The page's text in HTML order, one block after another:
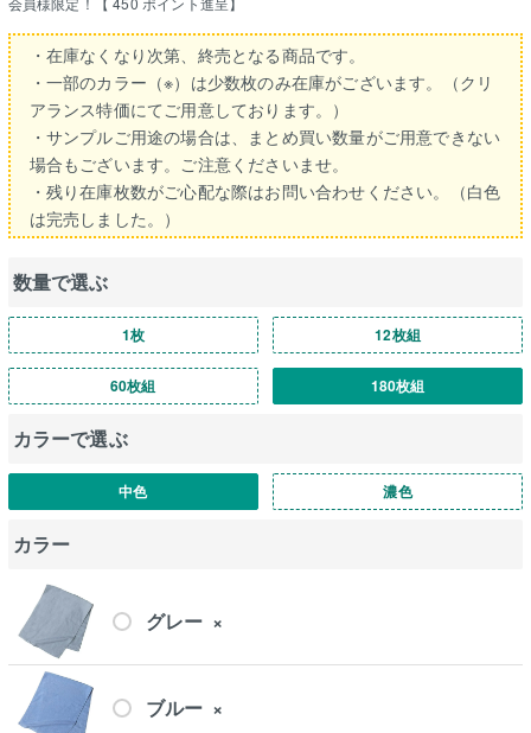
・在庫なくなり次第、終売となる商品です。
・一部のカラー（※）は少数枚のみ在庫がございます。（クリ
アランス特価にてご用意しております。）
・サンプルご用途の場合は、まとめ買い数量がご用意できない
場合もございます。ご注意くださいませ。
・残り在庫枚数がご心配な際はお問い合わせください。（白色
は完売しました。）
数量で選ぶ
1枚 12枚組
60枚組 180枚組
カラーで選ぶ
中色 濃色
カラー
グレー ×
ブルー ×